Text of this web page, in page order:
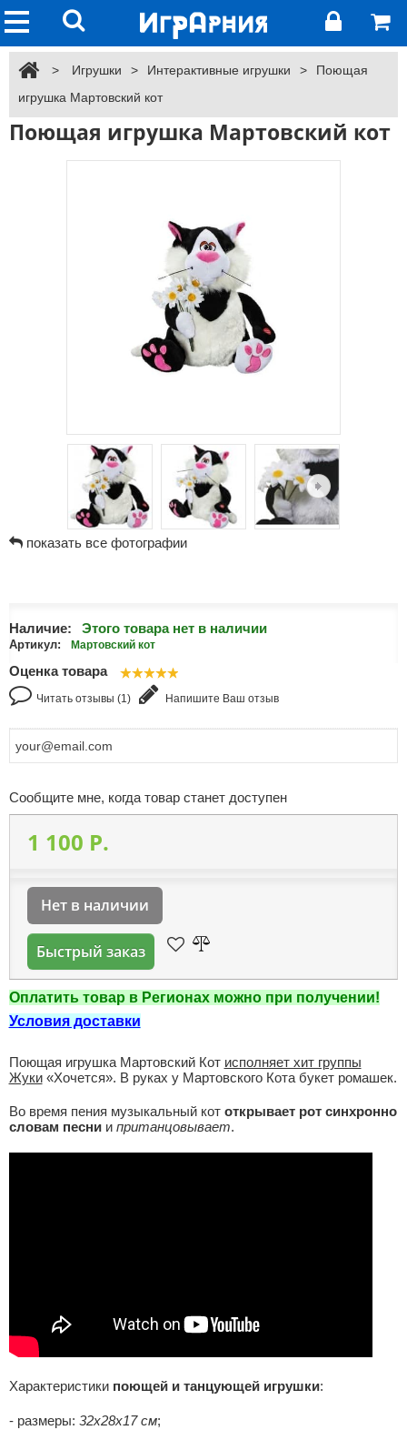
> Игрушки > Интерактивные игрушки >
Поющая
игрушка Мартовский кот
Поющая игрушка Мартовский кот
показать все фотографии
Наличие: Этого товара нет в наличии
Артикул: Мартовский кот
Оценка товара
Читать отзывы (1) Напишите Ваш отзыв
Сообщите мне, когда товар станет доступен
1 100 P.
Нет в наличии
Быстрый заказ
Оплатить товар в Регионах можно при получении!
Условия доставки
Поющая игрушка Мартовский Кот исполняет хит группы
Жуки«Хочется». В руках у Мартовского Кота букет ромашек.
Во время пения музыкальный кот открывает рот синхронно
словам песнии пританцовывает.
Характеристики поющей и танцующей игрушки:
- размеры: 32х28х17 см;